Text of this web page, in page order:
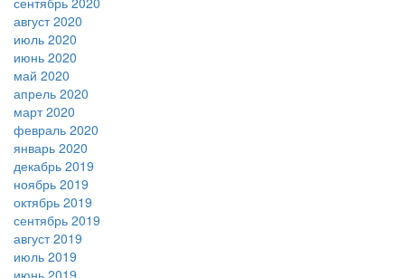
август 2020
июль 2020
июнь 2020
май 2020
апрель 2020
март 2020
февраль 2020
январь 2020
декабрь 2019
ноябрь 2019
октябрь 2019
сентябрь 2019
август 2019
июль 2019